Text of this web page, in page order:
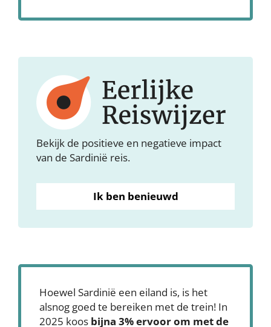
Bekijk de positieve en negatieve impact
van de Sardinië reis.
Ik ben benieuwd
Hoewel Sardinië een eiland is, is het
alsnog goed te bereiken met de trein! In
2025 koos bijna 3% ervoor om met de